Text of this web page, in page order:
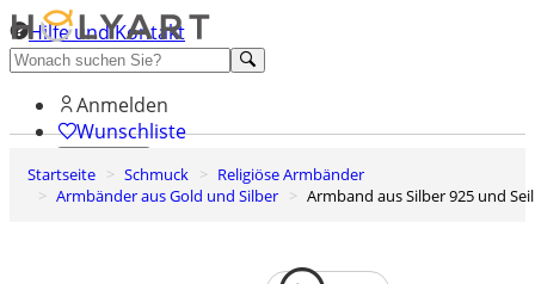
Hilfe und Kontakt
Entdecken Sie Premium
Anmelden
Wunschliste
0
Warenkorb
Startseite Schmuck
Religiöse Armbänder
Armbänder aus Gold und Silber
Armband aus Silber 925 und Seil